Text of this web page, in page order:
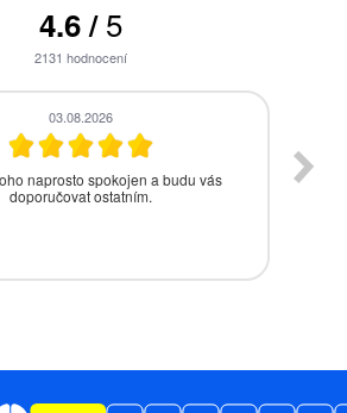
4.6/5
2131 hodnocení
28.07.2026
komunikace, rychlé vyřešení
drobného problému.